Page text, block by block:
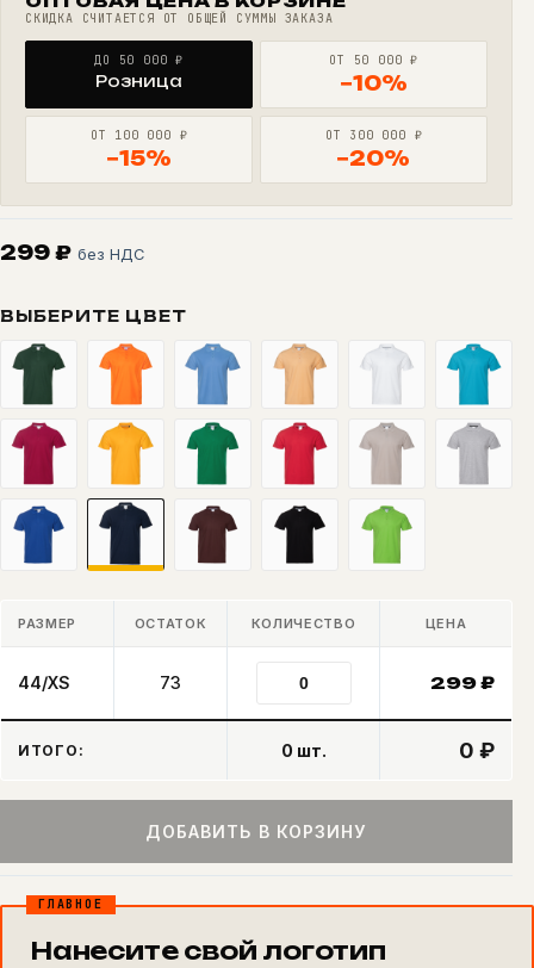
СКИДКА СЧИТАЕТСЯ ОТ ОБЩЕЙ СУММЫ ЗАКАЗА
ДО 50 000 ₽
Розница
ОТ 50 000 ₽
−10%
ОТ 100 000 ₽
−15%
ОТ 300 000 ₽
−20%
299 ₽ без НДС
ВЫБЕРИТЕ ЦВЕТ
РАЗМЕР ОСТАТОК КОЛИЧЕСТВО ЦЕНА
44/XS 73 299₽
ИТОГО: 0 шт. 0 ₽
ДОБАВИТЬ В КОРЗИНУ
ГЛАВНОЕ
Нанесите свой логотип